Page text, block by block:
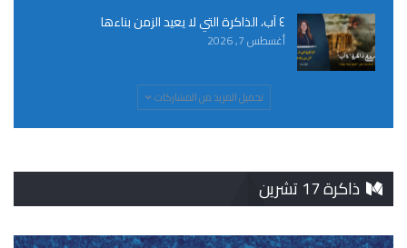
٤ آب، الذاكرة التي لا يعيد الزمن بناءها
أغسطس 7, 2026
تحميل المزيد من المشاركات
ذاكرة 17 تشرين